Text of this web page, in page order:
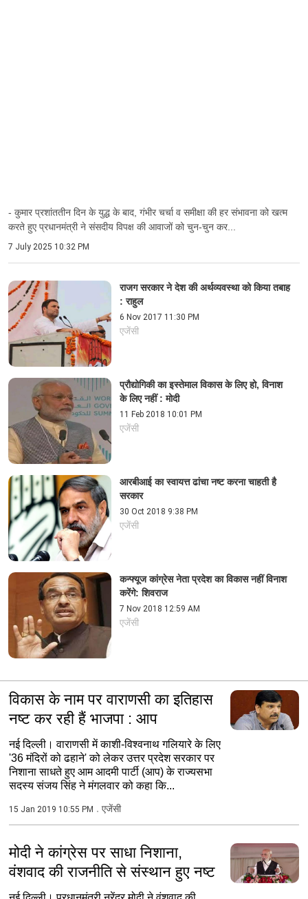
- कुमार प्रशांततीन दिन के युद्ध के बाद, गंभीर चर्चा व समीक्षा की हर संभावना को खत्म
करते हुए प्रधानमंत्री ने संसदीय विपक्ष की आवाजों को चुन-चुन कर...
7 July 2025 10:32 PM
राजग सरकार ने देश की अर्थव्यवस्था को किया तबाह
: राहुल
6 Nov 2017 11:30 PM
एजेंसी
प्रौद्योगिकी का इस्तेमाल विकास के लिए हो, विनाश
के लिए नहीं : मोदी
11 Feb 2018 10:01 PM
एजेंसी
आरबीआई का स्वायत्त ढांचा नष्ट करना चाहती है
सरकार
30 Oct 2018 9:38 PM
एजेंसी
कन्फ्यूज कांग्रेस नेता प्रदेश का विकास नहीं विनाश
करेंगे: शिवराज
7 Nov 2018 12:59 AM
एजेंसी
विकास के नाम पर वाराणसी का इतिहास
नष्ट कर रही हैं भाजपा : आप
नई दिल्ली। वाराणसी में काशी-विश्वनाथ गलियारे के लिए
'36 मंदिरों को ढहाने' को लेकर उत्तर प्रदेश सरकार पर
निशाना साधते हुए आम आदमी पार्टी (आप) के राज्यसभा
सदस्य संजय सिंह ने मंगलवार को कहा कि...
15 Jan 2019 10:55 PM एजेंसी
मोदी ने कांग्रेस पर साधा निशाना,
वंशवाद की राजनीति से संस्थान हुए नष्ट